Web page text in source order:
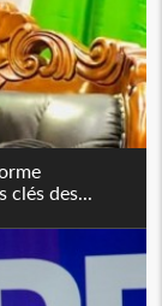
clés des...